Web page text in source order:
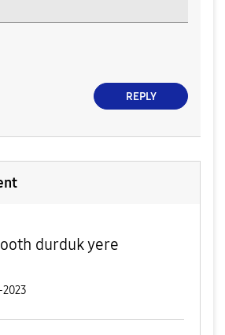
REPLY
durduk yere